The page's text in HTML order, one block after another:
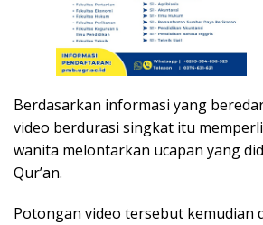
Berdasarkan informasi yang
video berdurasi singkat itu
wanita melontarkan ucapan yang
Qur’an.
Potongan video tersebut kemudian